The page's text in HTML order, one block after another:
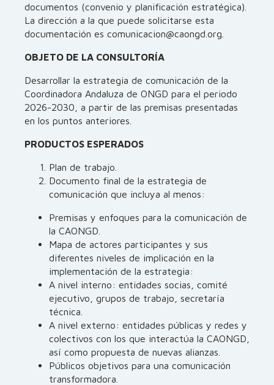
documentos (convenio y planificación estratégica).
La dirección a la que puede solicitarse esta
documentación es comunicacion@caongd.org.
OBJETO DE LA CONSULTORÍA
Desarrollar la estrategia de comunicación de la
Coordinadora Andaluza de ONGD para el periodo
2026-2030, a partir de las premisas presentadas
en los puntos anteriores.
PRODUCTOS ESPERADOS
Plan de trabajo.
Documento final de la estrategia de
comunicación que incluya al menos:
Premisas y enfoques para la comunicación de
la CAONGD.
Mapa de actores participantes y sus
diferentes niveles de implicación en la
implementación de la estrategia:
A nivel interno: entidades socias, comité
ejecutivo, grupos de trabajo, secretaría
técnica.
A nivel externo: entidades públicas y redes y
colectivos con los que interactúa la CAONGD,
así como propuesta de nuevas alianzas.
Públicos objetivos para una comunicación
transformadora.